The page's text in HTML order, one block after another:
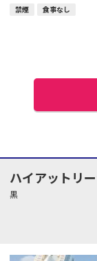
禁煙 食事なし
ハイアットリ
黒